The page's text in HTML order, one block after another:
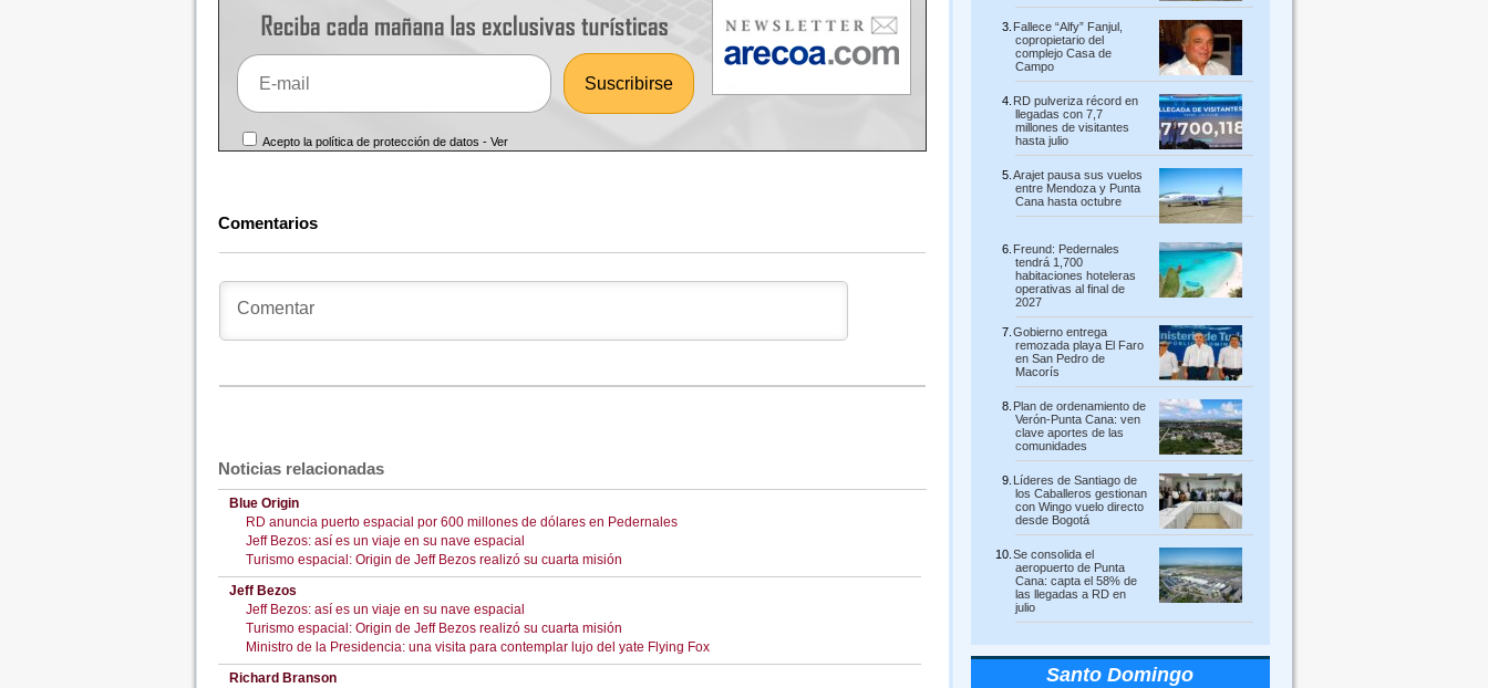
Acepto la política de protección de datos -Ver
Comentarios
Noticias relacionadas
Blue Origin
RD anuncia puerto espacial por 600 millones de dólares en Pedernales
Jeff Bezos: así es un viaje en su nave espacial
Turismo espacial: Origin de Jeff Bezos realizó su cuarta misión
Jeff Bezos
Jeff Bezos: así es un viaje en su nave espacial
Turismo espacial: Origin de Jeff Bezos realizó su cuarta misión
Ministro de la Presidencia: una visita para contemplar lujo del yate Flying Fox
Richard Branson
Fallece “Alfy” Fanjul,
copropietario del
complejo Casa de
Campo
RD pulveriza récord en
llegadas con 7,7
millones de visitantes
hasta julio
Arajet pausa sus vuelos
entre Mendoza y Punta
Cana hasta octubre
Freund: Pedernales
tendrá 1,700
habitaciones hoteleras
operativas al final de
2027
Gobierno entrega
remozada playa El Faro
en San Pedro de
Macorís
Plan de ordenamiento de
Verón-Punta Cana: ven
clave aportes de las
comunidades
Líderes de Santiago de
los Caballeros gestionan
con Wingo vuelo directo
desde Bogotá
Se consolida el
aeropuerto de Punta
Cana: capta el 58% de
las llegadas a RD en
julio
Santo Domingo